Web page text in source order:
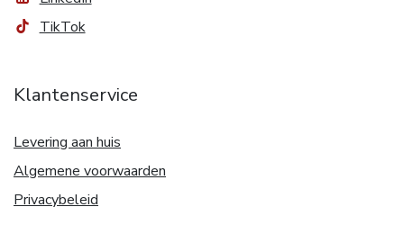
TikTok
Klantenservice
Levering aan huis
Algemene voorwaarden
Privacybeleid